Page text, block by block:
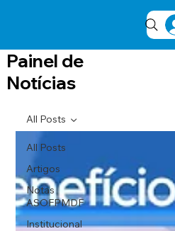
Painel de
Notícias
All Posts
Artigos
Notas
ASOFPMDF
Institucional
All Posts